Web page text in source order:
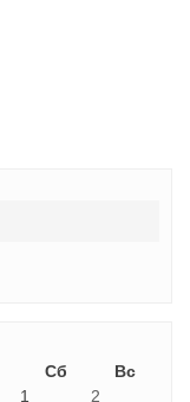
Сб
Вс
1
2